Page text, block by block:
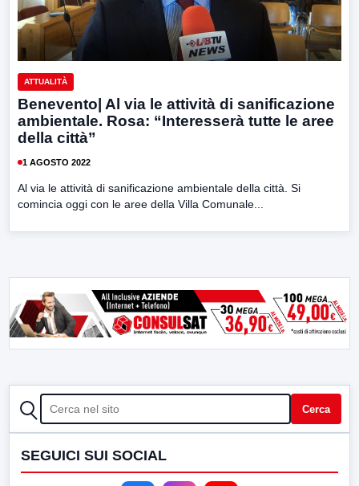
ATTUALITÀ
Benevento| Al via le attività di sanificazione
ambientale. Rosa: “Interesserà tutte le aree
della città”
1 AGOSTO 2022
Al via le attività di sanificazione ambientale della città. Si
comincia oggi con le aree della Villa Comunale...
CERCA Cerca
SEGUICI SUI SOCIAL